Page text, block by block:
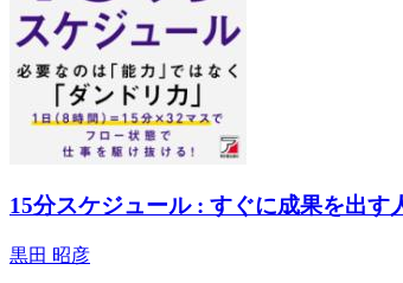
15分スケジュール : すぐに成果を出す
黒田 昭彦